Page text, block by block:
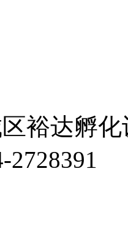
裕达孵
2728391